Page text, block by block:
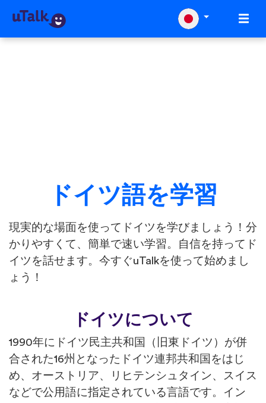
ドイツ語を学習
現実的な場面を使ってドイツを学びましょう！分
かりやすくて、簡単で速い学習。自信を持ってド
イツを話せます。今すぐuTalkを使って始めまし
ょう！
ドイツについて
1990年にドイツ民主共和国（旧東ドイツ）が併
合された16州となったドイツ連邦共和国をはじ
め、オーストリア、リヒテンシュタイン、スイス
などで公用語に指定されている言語です。イン